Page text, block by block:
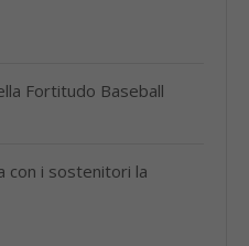
Fortitudo Baseball
con i sostenitori la